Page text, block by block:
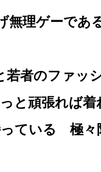
理ゲーであ
若者のファッ
と頑張れば
っている 極